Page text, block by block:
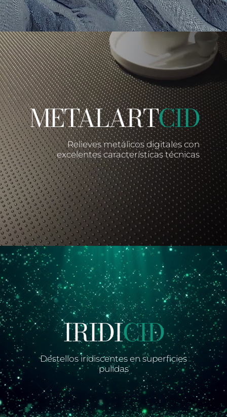
METALARTCID
Relieves metálicos digitales con
excelentes características técnicas
IRIDICID
Destellos iridiscentes en superficies
pulidas